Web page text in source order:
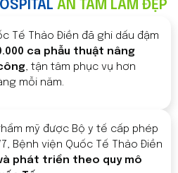
AN TÂM LÀM ĐẸP
Tế Thảo Điền đã ghi dấu đậm
ca phẫu thuật nâng
, tận tâm phục vụ hơn
mỗi năm.
mỹ được Bộ y tế cấp phép
Bệnh viện Quốc Tế Thảo Điền
phát triển theo quy mô